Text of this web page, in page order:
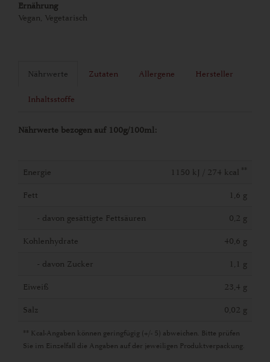
Ernährung
Vegan, Vegetarisch
Nährwerte Zutaten Allergene Hersteller
Inhaltsstoffe
Nährwerte bezogen auf 100g/100ml:
Energie 1150 kJ / 274 kcal **
Fett 1,6 g
- davon gesättigte Fettsäuren 0,2 g
Kohlenhydrate 40,6 g
- davon Zucker 1,1 g
Eiweiß 23,4 g
Salz 0,02 g
** Kcal-Angaben können geringfügig (+/- 5) abweichen. Bitte prüfen
Sie im Einzelfall die Angaben auf der jeweiligen Produktverpackung.